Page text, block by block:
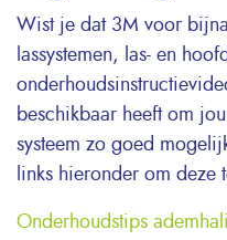
Wist je dat 3M voor
lassystemen, las- en
beschikbaar heeft om
systeem zo goed
links hieronder om deze
Onderhoudstips